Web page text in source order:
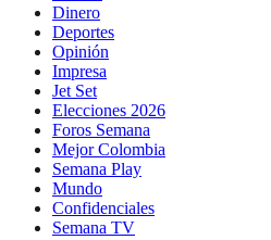
Dinero
Deportes
Opinión
Impresa
Jet Set
Elecciones 2026
Foros Semana
Mejor Colombia
Semana Play
Mundo
Confidenciales
Semana TV